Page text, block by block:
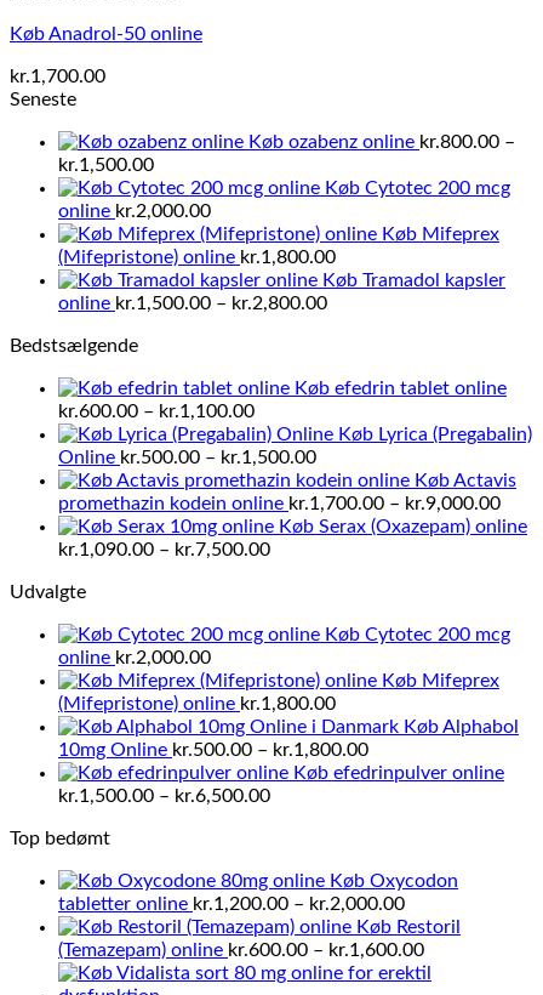
Køb Anadrol-50 online
kr.1,700.00
Seneste
Køb ozabenz online kr.800.00 –
kr.1,500.00Prisinterval:
kr.800.00
til
kr.1,500.00
Køb Cytotec 200 mcg
online kr.2,000.00
Køb Mifeprex
(Mifepristone) online kr.1,800.00
Køb Tramadol kapsler
online kr.1,500.00 – kr.2,800.00Prisinterval:
Bedstsælgende
Køb efedrin tablet online
kr.600.00 – kr.1,100.00Prisinterval:
kr.600.00
til
kr.1,100.00
Køb Lyrica (Pregabalin)
Online kr.500.00 – kr.1,500.00Prisinterval:
kr.500.00
til
kr.1,500.00
Køb Actavis
promethazin kodein online kr.1,700.00 – kr.9,000.00
Køb Serax (Oxazepam) online
kr.1,090.00 – kr.7,500.00Prisinterval:
Udvalgte
Køb Cytotec 200 mcg
online kr.2,000.00
Køb Mifeprex
(Mifepristone) online kr.1,800.00
Køb Alphabol
10mg Online kr.500.00 – kr.1,800.00Prisinterval:
kr.500.00
Køb efedrinpulver online
kr.1,500.00 – kr.6,500.00Prisinterval:
Top bedømt
Køb Oxycodon
tabletter online kr.1,200.00 – kr.2,000.00Prisinterval:
kr.1,200.00
til
kr.2,000.00
Køb Restoril
(Temazepam) online kr.600.00 – kr.1,600.00Prisinterval:
kr.600.00